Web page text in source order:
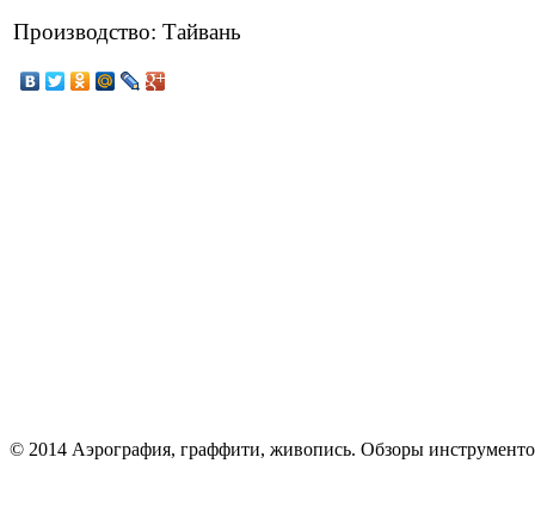
Производство: Тайвань
© 2014 Аэрография, граффити, живопись. Обзоры